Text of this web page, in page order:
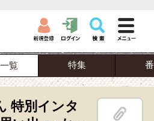
覧 特集
特別インタ